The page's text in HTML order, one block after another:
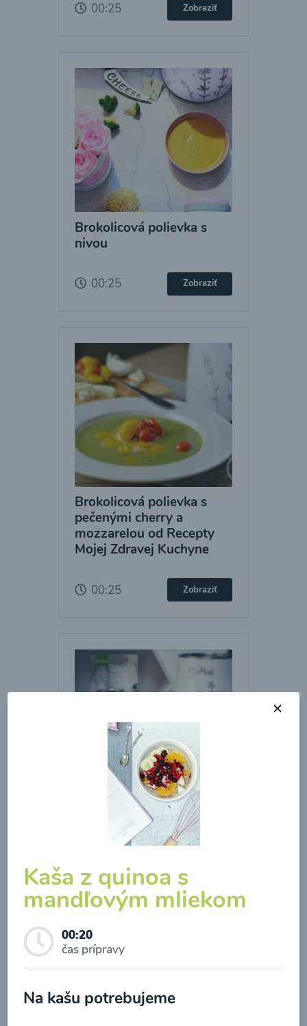
00:25 Zobraziť
Brokolicová polievka s
nivou
00:25 Zobraziť
Brokolicová polievka s
pečenými cherry a
mozzarelou od Recepty
Mojej Zdravej Kuchyne
00:25 Zobraziť
Brokolicová polievka so
Kaša z quinoa s
mandľovým mliekom
00:20
čas prípravy
Na kašu potrebujeme
Odber noviniek a akcií
spracovaním osobných údajov pre účely